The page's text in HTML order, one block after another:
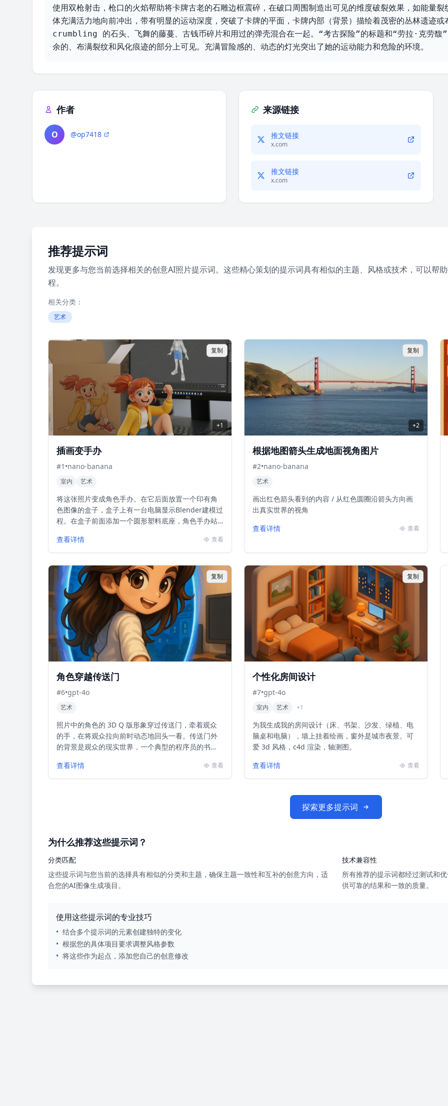
使用双枪射击，枪口的火焰帮助将卡牌古老的石雕边框震碎，在破口周围制造出可见的维度破裂效果，如能量
体充满活力地向前冲出，带有明显的运动深度，突破了卡牌的平面，卡牌内部（背景）描绘着茂密的丛林遗迹
crumbling 的石头、飞舞的藤蔓、古钱币碎片和用过的弹壳混合在一起。“考古探险”的标题和“劳拉·克劳馥
余的、布满裂纹和风化痕迹的部分上可见。充满冒险感的、动态的灯光突出了她的运动能力和危险的环境。
作者
O @op7418
来源链接
推文链接
x.com
推文链接
x.com
推荐提示词
发现更多与您当前选择相关的创意AI照片提示词。这些精心策划的提示词具有相似的主题、风格或技术，可以帮
程。
相关分类：
艺术
复制
+1
插画变手办
#1 •nano-banana
室内 艺术
将这张照片变成角色手办。在它后面放置一个印有角
色图像的盒子，盒子上有一台电脑显示Blender建模过
程。在盒子前面添加一个圆形塑料底座，角色手办站
查看详情 查看
复制
+2
根据地图箭头生成地面视角图片
#2•nano-banana
艺术
画出红色箭头看到的内容 / 从红色圆圈沿箭头方向画
出真实世界的视角
查看详情
查看
复制
角色穿越传送门
#6•gpt-4o
艺术
照片中的角色的 3D Q 版形象穿过传送门，牵着观众
的手，在将观众拉向前时动态地回头一看。传送门外
的背景是观众的现实世界，一个典型的程序员的书
所处的3D ...
查看详情 查看
复制
个性化房间设计
#7•gpt-4o
室内 艺术 +1
为我生成我的房间设计（床、书架、沙发、绿植、电
脑桌和电脑），墙上挂着绘画，窗外是城市夜景。可
爱 3d 风格，c4d 渲染，轴测图。
查看详情
查看
探索更多提示词
为什么推荐这些提示词？
分类匹配
这些提示词与您当前的选择具有相似的分类和主题，确保主题一致性和互补的创意方向，适
合您的AI图像生成项目。
技术兼容性
所有推荐的提示词都经过测试和
供可靠的结果和一致的质量。
使用这些提示词的专业技巧
• 结合多个提示词的元素创建独特的变化
• 根据您的具体项目要求调整风格参数
• 将这些作为起点，添加您自己的创意修改